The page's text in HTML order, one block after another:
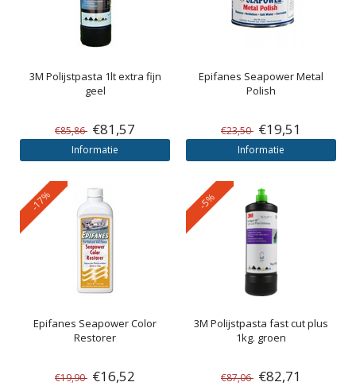
3M Polijstpasta 1lt extra fijn
geel
€85,86 €81,57
Informatie
Epifanes Seapower Metal
Polish
€23,50 €19,51
Informatie
-17%
Epifanes Seapower Color
Restorer
€19,90 €16,52
-5%
3M Polijstpasta fast cut plus
1kg. groen
€87,06 €82,71